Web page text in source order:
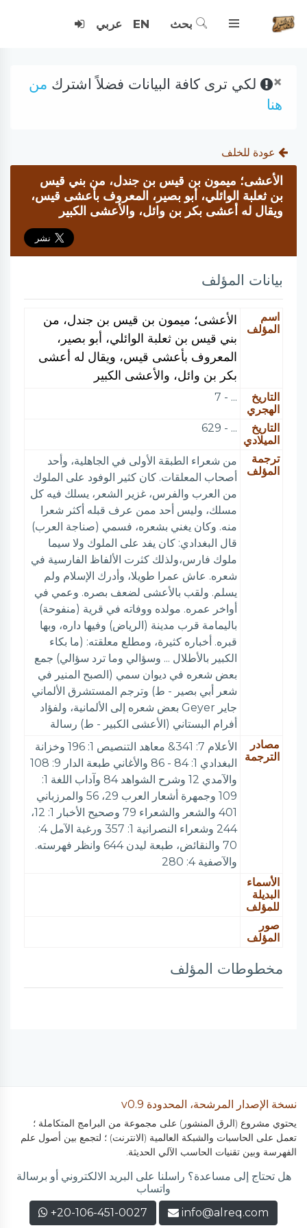
بحث EN عربي
× لكي ترى كافة البيانات فضلاً اشترك من
هنا
عودة للخلف
الأعشى؛ ميمون بن قيس بن جندل، من بني قيس
بن ثعلبة الوائلي، أبو بصير، المعروف بأعشى قيس،
ويقال له أعشى بكر بن وائل، والأعشى الكبير
بيانات المؤلف
اسم
المؤلف
الأعشى؛ ميمون بن قيس بن جندل، من
بني قيس بن ثعلبة الوائلي، أبو بصير،
المعروف بأعشى قيس، ويقال له أعشى
بكر بن وائل، والأعشى الكبير
التاريخ
الهجري
... - 7
التاريخ
الميلادي
... - 629
ترجمة
المؤلف
من شعراء الطبقة الأولى في الجاهلية، وأحد
أصحاب المعلقات. كان كثير الوفود على الملوك
من العرب والفرس، غزير الشعر، يسلك فيه كل
مسلك، وليس أحد ممن عرف قبله أكثر شعرا
منه. وكان يغني بشعره، فسمي (صناجة العرب)
قال البغدادي: كان يفد على الملوك ولا سيما
ملوك فارس،ولذلك كثرت الألفاظ الفارسية في
شعره. عاش عمرا طويلا، وأدرك الإسلام ولم
يسلم. ولقب بالأعشى لضعف بصره. وعمي في
أواخر عمره. مولده ووفاته في قرية (منفوحة)
باليمامة قرب مدينة (الرياض) وفيها داره، وبها
قبره. أخباره كثيرة، ومطلع معلقته: (ما بكاء
الكبير بالأطلال ... وسؤالي وما ترد سؤالي) جمع
بعض شعره في ديوان سمي (الصبح المنير في
شعر أبي بصير - ط) وترجم المستشرق الألماني
جاير Geyer بعض شعره إلى الألمانية، ولفؤاد
أفرام البستاني (الأعشى الكبير - ط) رسالة
مصادر
الترجمة
الأعلام 7: 341& معاهد التنصيص 1: 196 وخزانة
البغدادي 1: 84 - 86 والأغاني طبعة الدار 9: 108
والآمدي 12 وشرح الشواهد 84 وآداب اللغة 1:
109 وجمهرة أشعار العرب 29، 56 والمرزباني
401 والشعر والشعراء 79 وصحيح الأخبار 1: 12،
244 وشعراء النصرانية 1: 357 ورغبة الآمل 4:
70 والنقائض، طبعة ليدن 644 وانظر فهرسته.
والآصفية 4: 280
الأسماء
البديلة
للمؤلف
صور
المؤلف
مخطوطات المؤلف
نسخة الإصدار المرشحة، المحدودة v0.9
يحتوي مشروع (الرق المنشور) على مجموعة من البرامج المتكاملة ؛
تعمل على الحاسبات والشبكة العالمية (الانترنت) ؛ لتجمع بين أصول علم
الفهرسة وبين تقنيات الحاسب الآلي الحديثة.
هل تحتاج إلى مساعدة؟ راسلنا على البريد الالكتروني أو برسالة
واتساب
info@alreq.com
+20-106-451-0027